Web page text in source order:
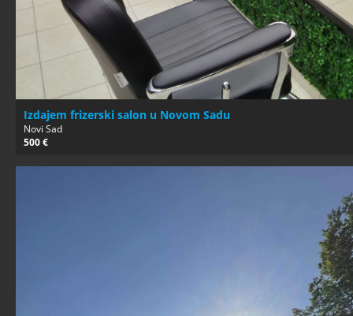
Izdajem frizerski salon u Novom Sadu
Novi Sad
500 €